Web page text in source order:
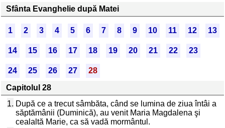
Sfânta Evanghelie după Matei
1 2 3 4 5 6 7 8 9 10 11 12 13
14 15 16 17 18 19 20 21 22 23
24 25 26 27
28
Capitolul 28
1. După ce a trecut sâmbăta, când se lumina de ziua întâi a
săptămânii (Duminică), au venit Maria Magdalena şi
cealaltă Marie, ca să vadă mormântul.